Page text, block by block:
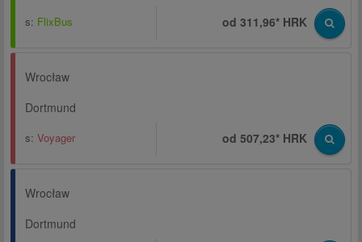
s: FlixBus od 311,96* HRK
Wrocław
Dortmund
s: Voyager od 507,23* HRK
Wrocław
Dortmund